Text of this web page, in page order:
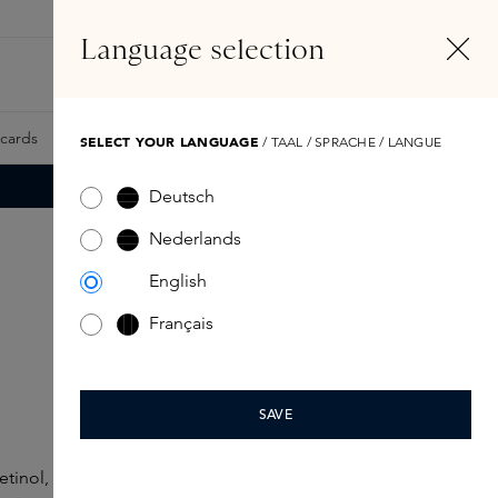
Samples Skins Exclusives Skins Boxen
een ingrediënt dat de huid ondersteunt bij
Language selection
SELECT YOUR LANGUAGE / TAAL / SPRACHE / LANGUE
Deutsch
Nederlands
English
Français
SAVE